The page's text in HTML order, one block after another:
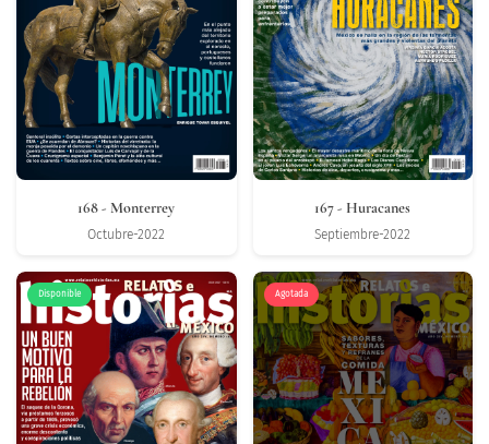
168- Monterrey
Octubre-2022
167- Huracanes
Septiembre-2022
Disponible Agotada